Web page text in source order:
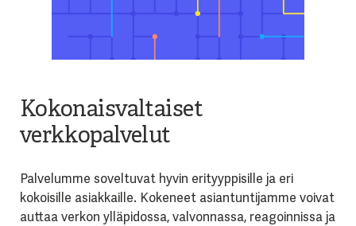
Kokonaisvaltaiset
verkkopalvelut
Palvelumme soveltuvat hyvin erityyppisille ja eri
kokoisille asiakkaille. Kokeneet asiantuntijamme voivat
auttaa verkon ylläpidossa, valvonnassa, reagoinnissa ja